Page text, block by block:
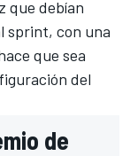
que debían
sprint, con una
que sea
del
de